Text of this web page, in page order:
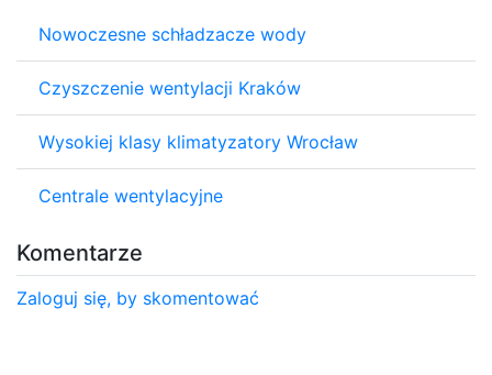
Nowoczesne schładzacze wody
Czyszczenie wentylacji Kraków
Wysokiej klasy klimatyzatory Wrocław
Centrale wentylacyjne
Komentarze
Zaloguj się, by skomentować